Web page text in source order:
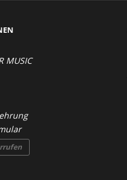
MUSIC